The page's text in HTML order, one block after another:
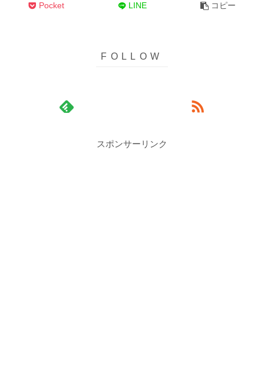
Pocket LINE コピー
スポンサーリンク